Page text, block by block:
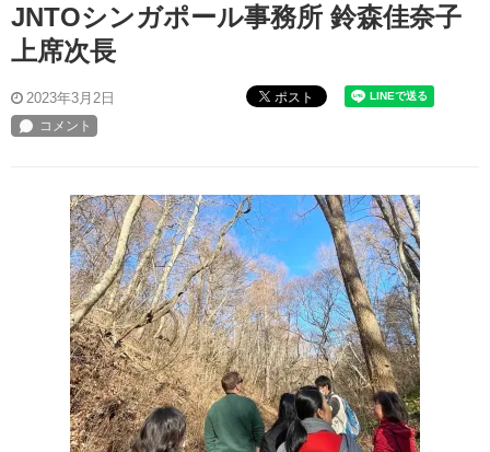
JNTOシンガポール事務所 鈴森佳奈子
上席次長
2023年3月2日 ポスト